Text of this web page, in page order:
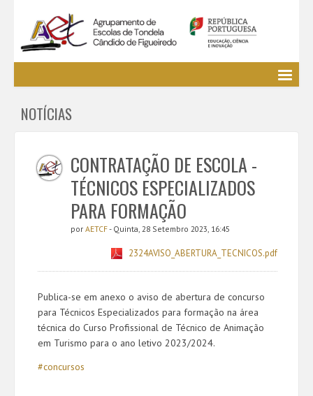
EE / Alunos
Cursos Profissionais
Bibliotecas
Media AETCF
Legislação
NOTÍCIAS
CONTRATAÇÃO DE ESCOLA -
TÉCNICOS ESPECIALIZADOS
PARA FORMAÇÃO
por AETCF- Quinta, 28 Setembro 2023, 16:45
2324AVISO_ABERTURA_TECNICOS.pdf
Publica-se em anexo o aviso de abertura de concurso
para Técnicos Especializados para formação na área
técnica do Curso Profissional de Técnico de Animação
em Turismo para o ano letivo 2023/2024.
#concursos